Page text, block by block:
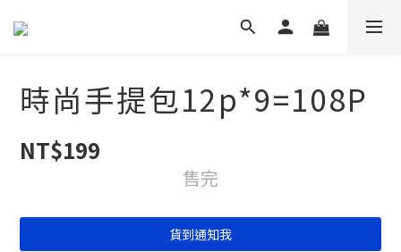
時尚手提包12p*9=108P
NT$199
售完
貨到通知我